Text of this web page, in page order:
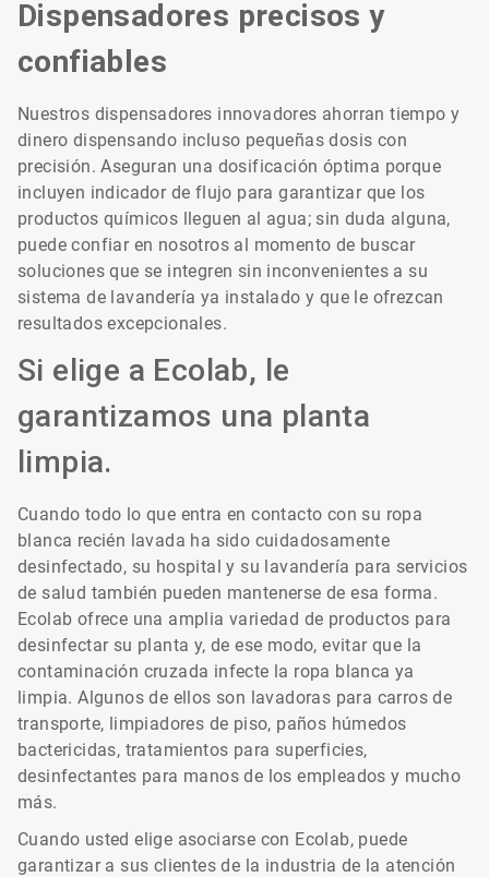
Dispensadores precisos y
confiables
Nuestros dispensadores innovadores ahorran tiempo y
dinero dispensando incluso pequeñas dosis con
precisión. Aseguran una dosificación óptima porque
incluyen indicador de flujo para garantizar que los
productos químicos lleguen al agua; sin duda alguna,
puede confiar en nosotros al momento de buscar
soluciones que se integren sin inconvenientes a su
sistema de lavandería ya instalado y que le ofrezcan
resultados excepcionales.
Si elige a Ecolab, le
garantizamos una planta
limpia.
Cuando todo lo que entra en contacto con su ropa
blanca recién lavada ha sido cuidadosamente
desinfectado, su hospital y su lavandería para servicios
de salud también pueden mantenerse de esa forma.
Ecolab ofrece una amplia variedad de productos para
desinfectar su planta y, de ese modo, evitar que la
contaminación cruzada infecte la ropa blanca ya
limpia. Algunos de ellos son lavadoras para carros de
transporte, limpiadores de piso, paños húmedos
bactericidas, tratamientos para superficies,
desinfectantes para manos de los empleados y mucho
más.
Cuando usted elige asociarse con Ecolab, puede
garantizar a sus clientes de la industria de la atención